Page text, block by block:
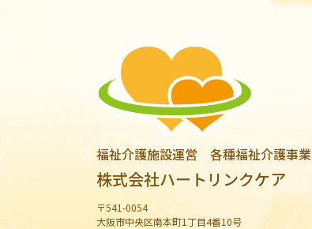
福祉介護施設運営 各種福祉介護事業
株式会社ハートリンクケア
〒541-0054
大阪市中央区南本町1丁目4番10号